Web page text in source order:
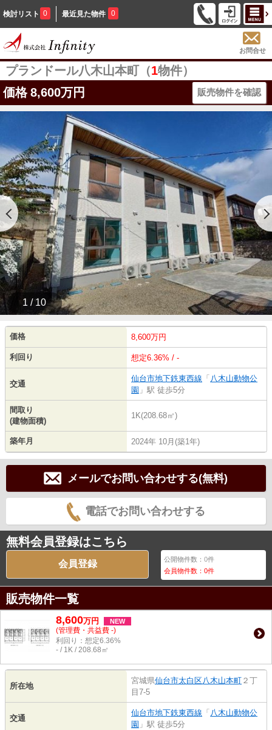
検討リスト 0 最近見た物件 0
お問合せ
プランドール八木山本町（1物件）
価格 8,600万円 販売物件を確認
1 / 10
価格 8,600万円
利回り 想定6.36% / -
交通
仙台市地下鉄東西線 「 八木山動物公
園 」駅 徒歩5分
間取り
(建物面積)
1K(208.68㎡)
築年月 2024年 10月(築1年)
メールでお問い合わせする(無料)
電話でお問い合わせする
無料会員登録はこちら
会員登録 公開物件数：0件
会員物件数：0件
販売物件一覧
8,600万円 NEW
(管理費・共益費 -)
利回り：想定6.36%
- / 1K / 208.68㎡
所在地
宮城県仙台市太白区八木山本町 ２丁
目7-5
交通
仙台市地下鉄東西線 「 八木山動物公
園 」駅 徒歩5分